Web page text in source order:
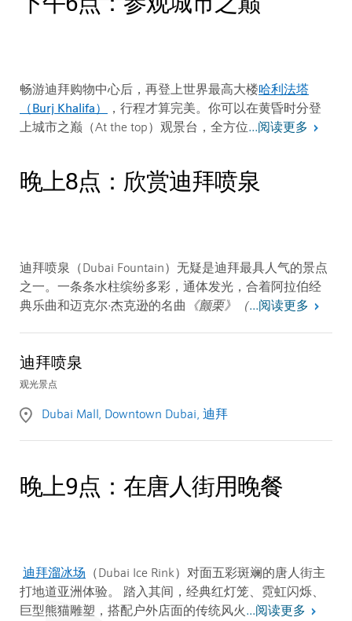
畅游迪拜购物中心后，再登上世界最高大楼哈利法塔
（Burj Khalifa）
，行程才算完美。你可以在黄昏时分登
上城市之巅（At the top） 观景台，全方位...阅读更多
晚上8点：欣赏迪拜喷泉
迪拜喷泉（Dubai Fountain）无疑是迪拜最具人气的景点
之一。一条条水柱缤纷多彩，通体发光，合着阿拉伯经
典乐曲和迈克尔·杰克逊的名曲 《颤栗》（...阅读更多
迪拜喷泉
观光景点
Dubai Mall, Downtown Dubai, 迪拜
晚上9点：在唐人街用晚餐
迪拜溜冰场 （Dubai Ice Rink）对面五彩斑斓的唐人街主
打地道亚洲体验。 踏入其间，经典红灯笼、霓虹闪烁、
巨型熊猫雕塑，搭配户外店面的传统风火...阅读更多